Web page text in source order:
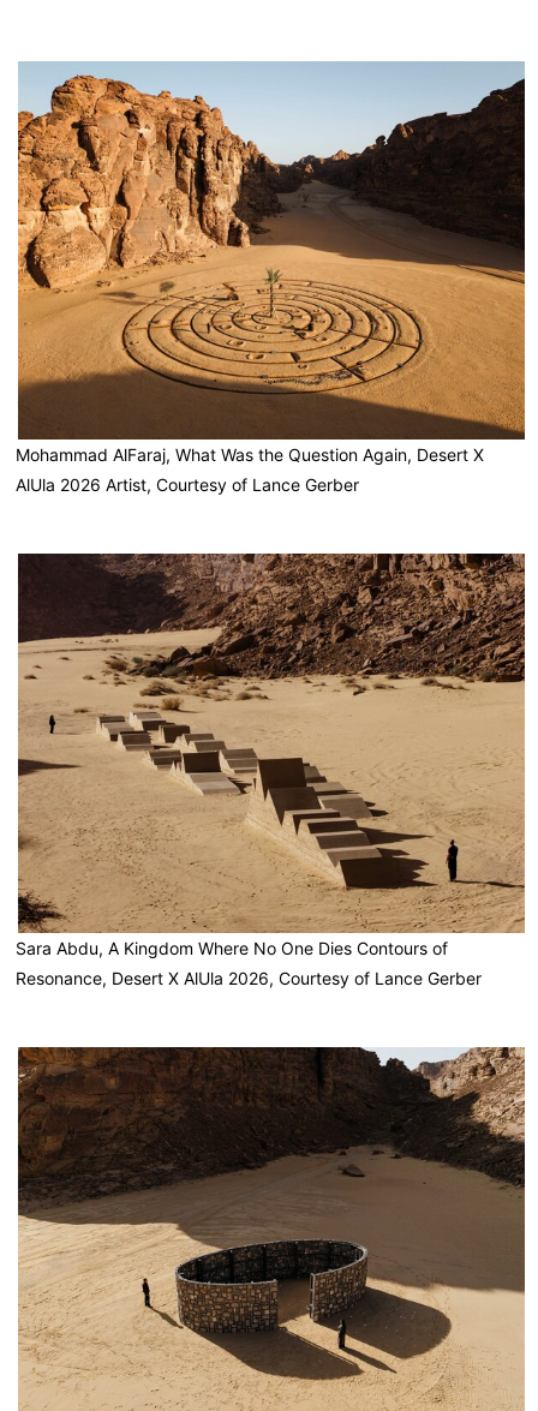
Mohammad AlFaraj, What Was the Question Again, Desert X
AlUla 2026 Artist, Courtesy of Lance Gerber
Sara Abdu, A Kingdom Where No One Dies Contours of
Resonance, Desert X AlUla 2026, Courtesy of Lance Gerber